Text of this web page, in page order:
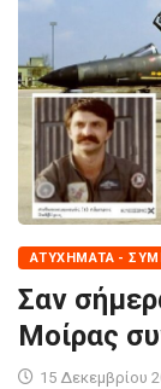
ΑΤΥΧΉΜΑΤΑ -
Σαν
Μοίρας
15 Δεκεμβρίου